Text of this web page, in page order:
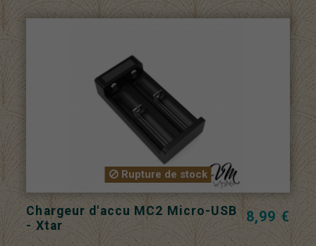
Rupture de stock
Chargeur d'accu MC2 Micro-USB
- Xtar
8,99 €